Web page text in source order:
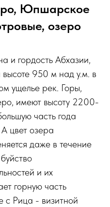
Юпшарское
озеро
и гордость Абхазии,
950 м над у.м. в
ущелье рек. Горы,
имеют высоту 2200-
часть года
цвет озера
даже в течение
и их
горную часть
с Рица - визитной